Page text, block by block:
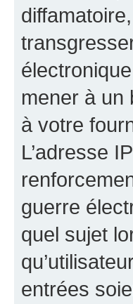
mener à un
à votre
L’adresse
guerre
quel sujet
entrées